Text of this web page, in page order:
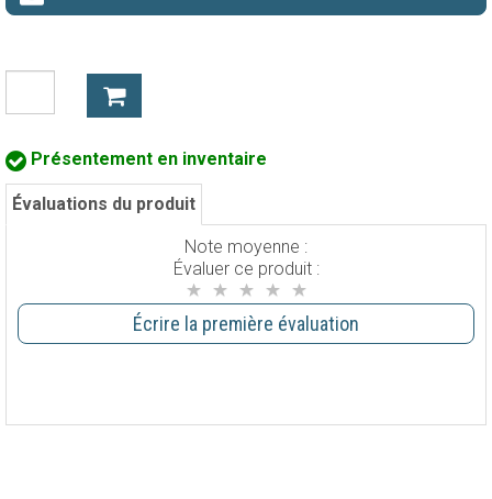
Présentement en inventaire
Évaluations du produit
Note moyenne :
Évaluer ce produit :
Écrire la première évaluation